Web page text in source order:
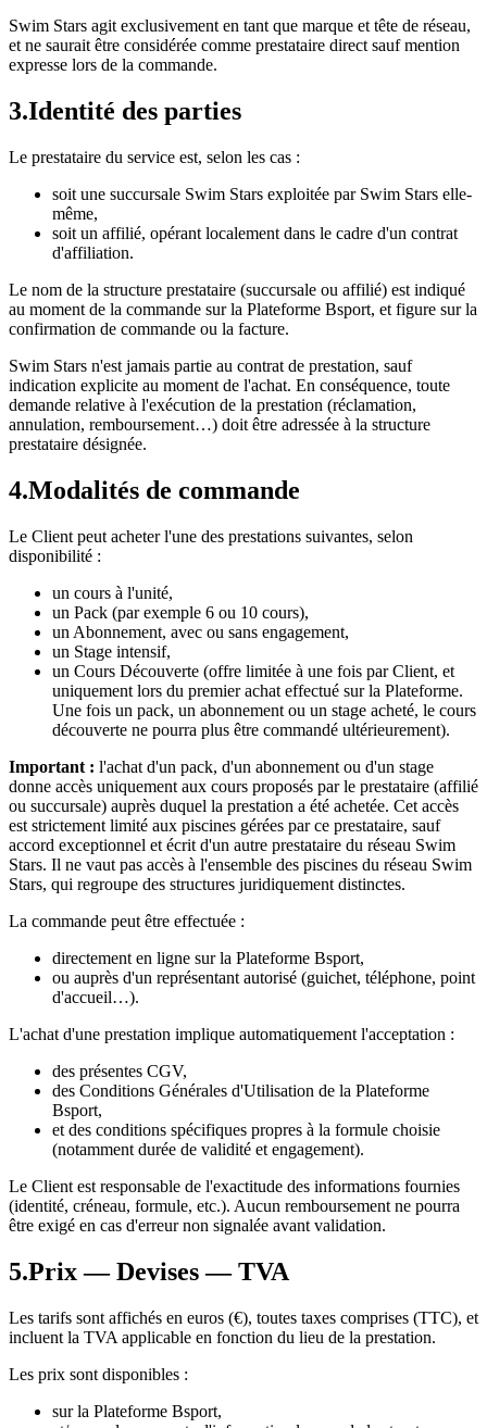
Swim Stars agit exclusivement en tant que marque et tête de réseau,
et ne saurait être considérée comme prestataire direct sauf mention
expresse lors de la commande.
3.Identité des parties
Le prestataire du service est, selon les cas :
soit une succursale Swim Stars exploitée par Swim Stars elle-
même,
soit un affilié, opérant localement dans le cadre d'un contrat
d'affiliation.
Le nom de la structure prestataire (succursale ou affilié) est indiqué
au moment de la commande sur la Plateforme Bsport, et figure sur la
confirmation de commande ou la facture.
Swim Stars n'est jamais partie au contrat de prestation, sauf
indication explicite au moment de l'achat. En conséquence, toute
demande relative à l'exécution de la prestation (réclamation,
annulation, remboursement…) doit être adressée à la structure
prestataire désignée.
4.Modalités de commande
Le Client peut acheter l'une des prestations suivantes, selon
disponibilité :
un cours à l'unité,
un Pack (par exemple 6 ou 10 cours),
un Abonnement, avec ou sans engagement,
un Stage intensif,
un Cours Découverte (offre limitée à une fois par Client, et
uniquement lors du premier achat effectué sur la Plateforme.
Une fois un pack, un abonnement ou un stage acheté, le cours
découverte ne pourra plus être commandé ultérieurement).
Important : l'achat d'un pack, d'un abonnement ou d'un stage
donne accès uniquement aux cours proposés par le prestataire (affilié
ou succursale) auprès duquel la prestation a été achetée. Cet accès
est strictement limité aux piscines gérées par ce prestataire, sauf
accord exceptionnel et écrit d'un autre prestataire du réseau Swim
Stars. Il ne vaut pas accès à l'ensemble des piscines du réseau Swim
Stars, qui regroupe des structures juridiquement distinctes.
La commande peut être effectuée :
directement en ligne sur la Plateforme Bsport,
ou auprès d'un représentant autorisé (guichet, téléphone, point
d'accueil…).
L'achat d'une prestation implique automatiquement l'acceptation :
des présentes CGV,
des Conditions Générales d'Utilisation de la Plateforme
Bsport,
et des conditions spécifiques propres à la formule choisie
(notamment durée de validité et engagement).
Le Client est responsable de l'exactitude des informations fournies
(identité, créneau, formule, etc.). Aucun remboursement ne pourra
être exigé en cas d'erreur non signalée avant validation.
5.Prix — Devises — TVA
Les tarifs sont affichés en euros (€), toutes taxes comprises (TTC), et
incluent la TVA applicable en fonction du lieu de la prestation.
Les prix sont disponibles :
sur la Plateforme Bsport,